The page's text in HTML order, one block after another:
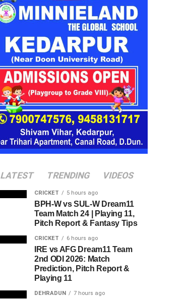
LATEST TRENDING VIDEOS
CRICKET 5 hours ago
BPH-W vs SUL-W Dream11
Team Match 24 | Playing 11,
Pitch Report & Fantasy Tips
CRICKET 6 hours ago
IRE vs AFG Dream11 Team
2nd ODI 2026: Match
Prediction, Pitch Report &
Playing 11
DEHRADUN 7 hours ago